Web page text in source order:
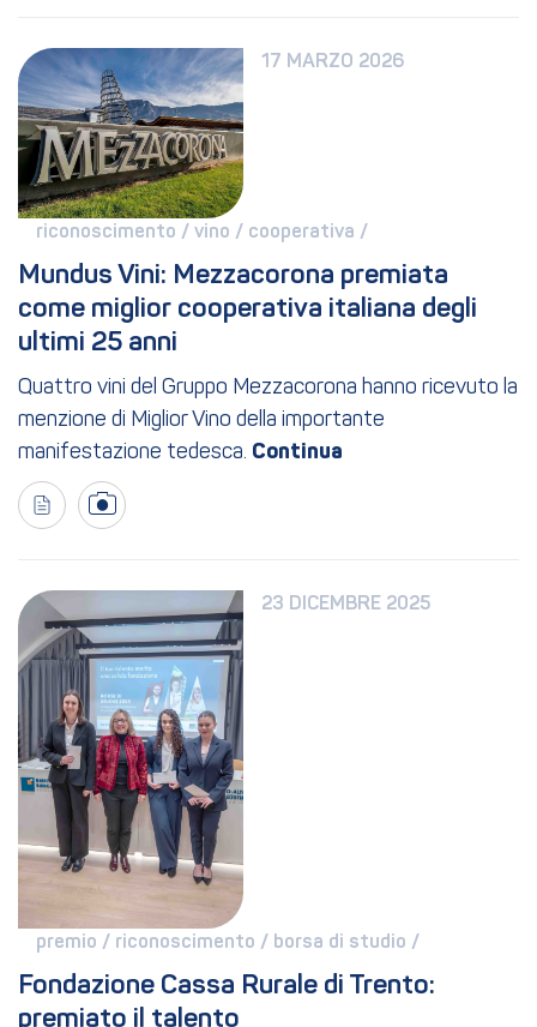
17 MARZO 2026
riconoscimento / vino / cooperativa /
Mundus Vini: Mezzacorona premiata
come miglior cooperativa italiana degli
ultimi 25 anni
Quattro vini del Gruppo Mezzacorona hanno ricevuto la
menzione di Miglior Vino della importante
manifestazione tedesca.
23 DICEMBRE 2025
premio / riconoscimento / borsa di studio /
Fondazione Cassa Rurale di Trento:
premiato il talento